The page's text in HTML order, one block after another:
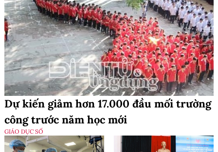
Dự kiến giảm hơn 17.000 đầu mối trường
công trước năm học mới
GIÁO DỤC SỐ